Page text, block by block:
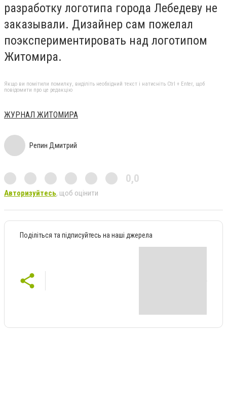
разработку логотипа города Лебедеву не
заказывали. Дизайнер сам пожелал
поэкспериментировать над логотипом
Житомира.
Якщо ви помітили помилку, виділіть необхідний текст і натисніть Ctrl + Enter, щоб
повідомити про це редакцію
ЖУРНАЛ ЖИТОМИРА
Репин Дмитрий
0,0
Авторизуйтесь, щоб оцінити
Поділіться та підписуйтесь на наші джерела